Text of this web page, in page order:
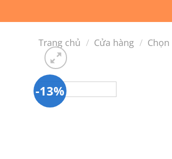
Trang chủ / Cửa hàng /
-13%